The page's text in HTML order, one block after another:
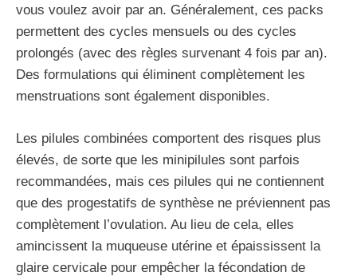
vous voulez avoir par an. Généralement, ces packs
permettent des cycles mensuels ou des cycles
prolongés (avec des règles survenant 4 fois par an).
Des formulations qui éliminent complètement les
menstruations sont également disponibles.
Les pilules combinées comportent des risques plus
élevés, de sorte que les minipilules sont parfois
recommandées, mais ces pilules qui ne contiennent
que des progestatifs de synthèse ne préviennent pas
complètement l’ovulation. Au lieu de cela, elles
amincissent la muqueuse utérine et épaississent la
glaire cervicale pour empêcher la fécondation de